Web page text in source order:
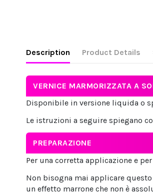
Description Product Details
VERNICE MARMORIZZATA A
Disponibile in versione liquida o
Le istruzioni a seguire spiegano
PREPARAZIONE
Per una corretta applicazione e
Non bisogna mai applicare
un effetto marrone che non è